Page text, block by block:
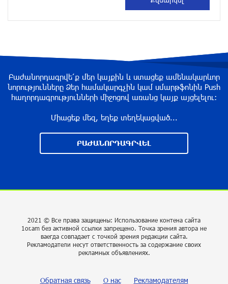
около одного месяца назад
На автодороге Ереван-Севан произошел
около одного месяца назад
Оппозиция Грузии отказалась от мандатов и
представлять Армению
около одного месяца назад
обороноспособность на случай войны с Россией
Բաժանորդագրվե՛ք մեր կայքին և ստացեք ամենակարևոր
նորությունները Ձեր համակարգչին կամ սմարթֆոնին Push
հաղորդագրությունների միջոցով առանց կայք այցելելու։
Միացեք մեզ, եղեք տեղեկացված...
ԲԱԺԱՆՈՐԴԱԳՐՎԵԼ
2021 © Все права защищены: Использование контена сайта
1or.am без активной ссылки запрещено. Точка зрения автора не
ваегда совпадает с точкой зрения редакции сайта.
Рекламодатели несут ответственность за содержание своих
рекламных объявлениях.
Обратная связь О нас Рекламодателям